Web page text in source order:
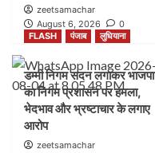
zeetsamachar
August 6, 2026
0
FLASH
पंजाब लुधियाना
डम्मी निगम सदन लगाकर भाजपा
का निगम प्रशासन पर हमला,
भेदभाव और भ्रष्टाचार के लगाए
आरोप
zeetsamachar